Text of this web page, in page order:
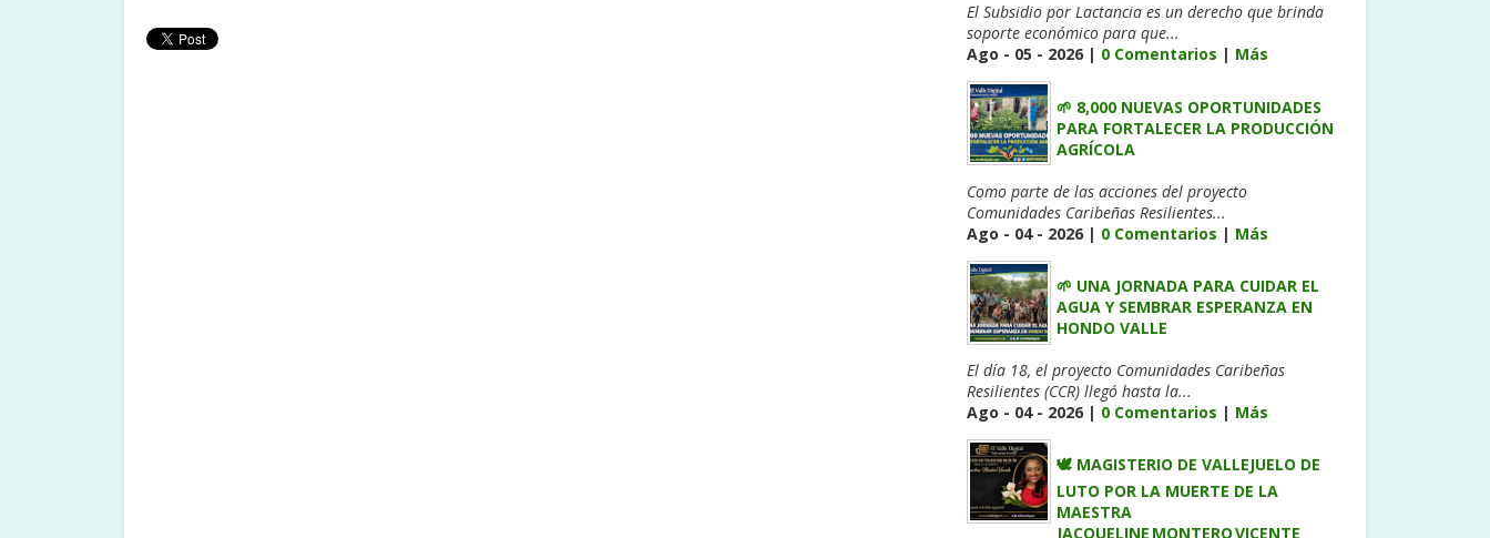
El Subsidio por Lactancia es un derecho que brinda
soporte económico para que...
Ago - 05 - 2026 | 0 Comentarios | Más
🌱 8,000 NUEVAS OPORTUNIDADES
PARA FORTALECER LA PRODUCCIÓN
AGRÍCOLA
Como parte de las acciones del proyecto
Comunidades Caribeñas Resilientes...
Ago - 04 - 2026 | 0 Comentarios | Más
🌱 UNA JORNADA PARA CUIDAR EL
AGUA Y SEMBRAR ESPERANZA EN
HONDO VALLE
El día 18, el proyecto Comunidades Caribeñas
Resilientes (CCR) llegó hasta la...
Ago - 04 - 2026 | 0 Comentarios | Más
🕊️ MAGISTERIO DE VALLEJUELO DE
LUTO POR LA MUERTE DE LA
MAESTRA
JACQUELINE MONTERO VICENTE